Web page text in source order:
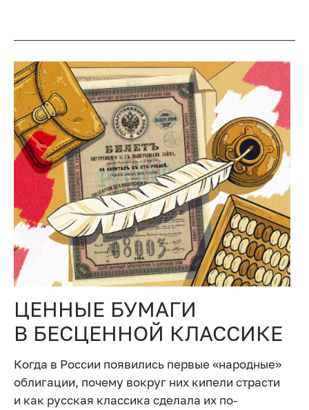
ЦЕННЫЕ БУМАГИ
В БЕСЦЕННОЙ КЛАССИКЕ
Когда в России появились первые «народные»
облигации, почему вокруг них кипели страсти
и как русская классика сделала их по-